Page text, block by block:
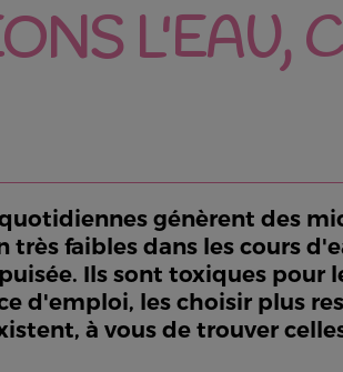
L'EAU,
génèrent des
faibles dans les cours
Ils sont toxiques pour
d'emploi, les choisir plus
à vous de trouver